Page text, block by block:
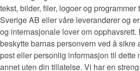
tekst, bilder, filer, logoer og programmer
Sverige AB eller våre leverandører og
og internasjonale lover om opphavsrett.
beskytte barnas personvern ved å sikre
post eller personlig informasjon til dette
annet uten din tillatelse. Vi har en